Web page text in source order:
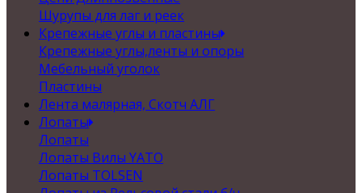
Шурупы для лаг и реек
Крепежные углы и пластины
Крепежные углы,ленты и опоры
Мебельный уголок
Пластины
Лента малярная, Скотч АЛГ
Лопаты
Лопаты
Лопаты Вилы YATO
Лопаты TOLSEN